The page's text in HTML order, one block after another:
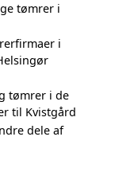
tømrer i
i
tømrer i de
til Kvistgård
dele af